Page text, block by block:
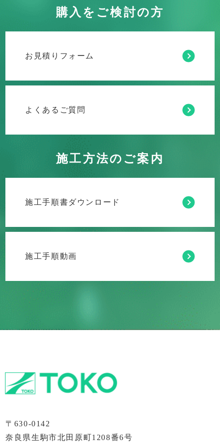
購入をご検討の方
お見積りフォーム
よくあるご質問
施工方法のご案内
施工手順書ダウンロード
施工手順動画
〒630-0142
奈良県生駒市北田原町1208番6号